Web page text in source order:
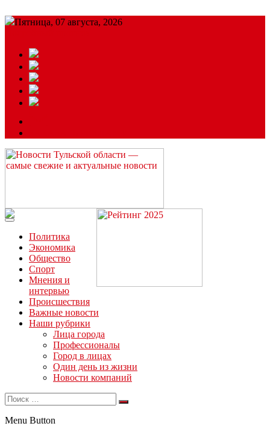
Пятница, 07 августа, 2026
Читайте последние новости дня в Тульской области на сайте
“ЗаНовомосковск”
Политика
Экономика
Общество
Спорт
Мнения и
интервью
Происшествия
Важные новости
Наши рубрики
Лица города
Профессионалы
Город в лицах
Один день из жизни
Новости компаний
Menu Button